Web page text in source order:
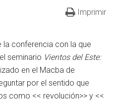
Imprimir
conferencia con la que
seminario Vientos del Este:
en el Macba de
por el sentido que
como << revolución>> y <<